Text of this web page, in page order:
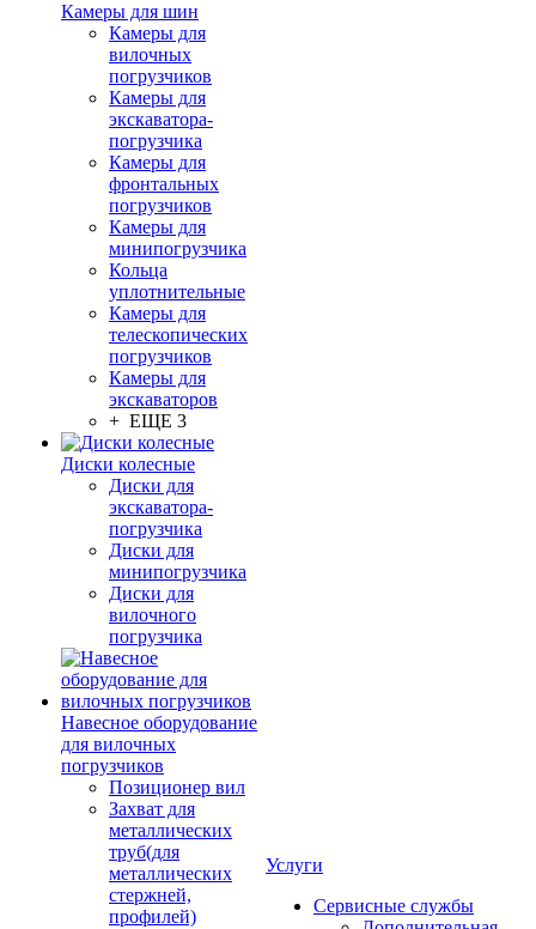
Камеры для шин
Камеры для
вилочных
погрузчиков
Камеры для
экскаватора-
погрузчика
Камеры для
фронтальных
погрузчиков
Камеры для
минипогрузчика
Кольца
уплотнительные
Камеры для
телескопических
погрузчиков
Камеры для
экскаваторов
+ ЕЩЕ 3
Диски колесные
Диски для
экскаватора-
погрузчика
Диски для
минипогрузчика
Диски для
вилочного
погрузчика
Навесное оборудование
для вилочных
погрузчиков
Позиционер вил
Захват для
металлических
труб(для
металлических
стержней,
профилей)
Услуги
Сервисные службы